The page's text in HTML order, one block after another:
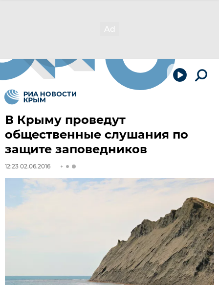
В Крыму проведут
общественные слушания по
защите заповедников
12:23 02.06.2016